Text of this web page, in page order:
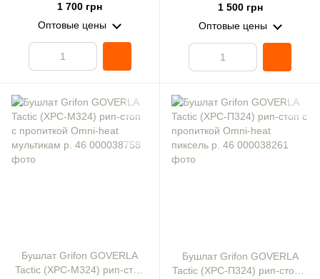
1 700 грн
Оптовые цены
1 500 грн
Оптовые цены
Бушлат Grifon GOVERLA
Tactic (XPC-M324) рип-стоп
Бушлат Grifon GOVERLA
Tactic (XPC-П324) рип-стоп с